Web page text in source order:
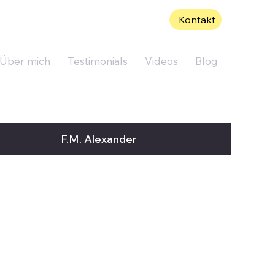
Über mich Testimonials Videos Blog
Kontakt
F.M. Alexander